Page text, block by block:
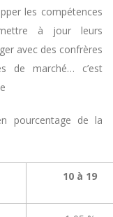
les compétences
à jour leurs
avec des confrères
de marché… c’est
pourcentage de la
10 à 19